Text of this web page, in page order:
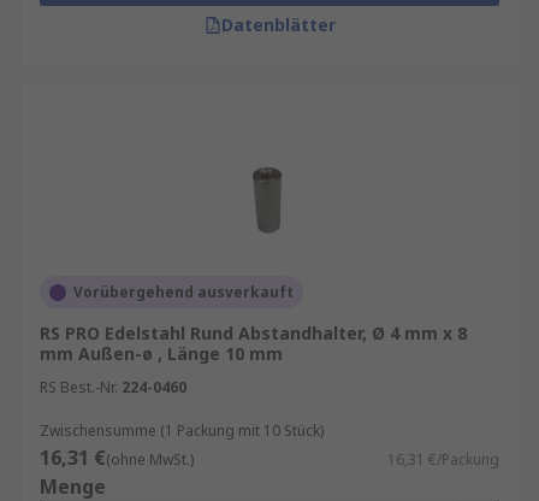
Datenblätter
Vorübergehend ausverkauft
RS PRO Edelstahl Rund Abstandhalter, Ø 4 mm x 8
mm Außen-ø , Länge 10 mm
RS Best.-Nr. 224-0460
Zwischensumme (1 Packung mit 10 Stück)
16,31 €(ohne MwSt.) 16,31 €/Packung
Menge